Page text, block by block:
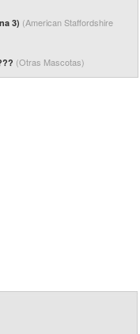
3) (American Staffordshire
(Otras Mascotas)